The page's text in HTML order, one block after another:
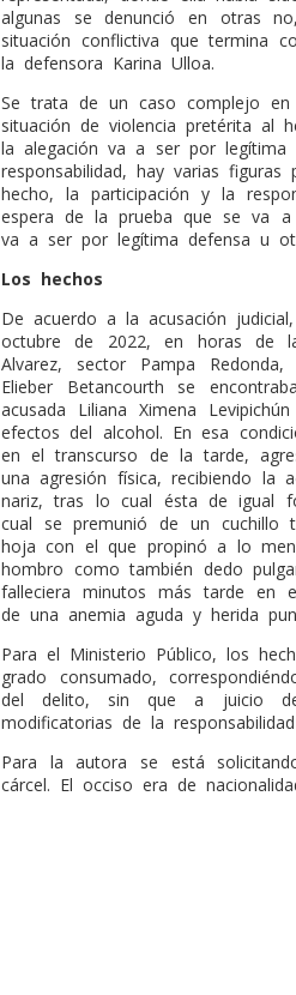
algunas se denunció en otras
situación conflictiva que termina
la defensora Karina Ulloa.
Se trata de un caso complejo
situación de violencia pretérita al
la alegación va a ser por
responsabilidad, hay varias
hecho, la participación y la
espera de la prueba que se va
va a ser por legítima defensa u
Los hechos
De acuerdo a la acusación
octubre de 2022, en horas de
Alvarez, sector Pampa
Elieber Betancourth se
acusada Liliana Ximena
efectos del alcohol. En esa
en el transcurso de la tarde,
una agresión física, recibiendo la
nariz, tras lo cual ésta de igual
cual se premunió de un cuchillo
hoja con el que propinó a lo
hombro como también dedo
falleciera minutos más tarde en
de una anemia aguda y herida
Para el Ministerio Público, los
grado consumado,
del delito, sin que a juicio de
modificatorias de la
Para la autora se está
cárcel. El occiso era de